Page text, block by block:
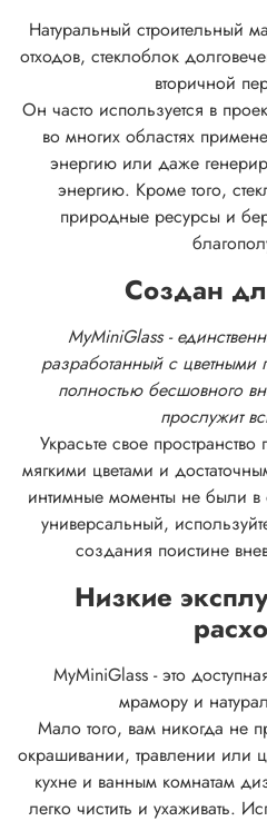
Натуральный строительный
отходов, стеклоблок
вторичной
Он часто используется в
во многих областях
энергию или даже
энергию. Кроме того,
природные ресурсы и
Создан
MyMiniGlass -
разработанный с
полностью бесшовного
прослужит
Украсьте свое
мягкими цветами и
интимные моменты не были в
универсальный,
создания поистине
Низкие
MyMiniGlass - это
мрамору и
Мало того, вам никогда не
окрашивании, травлении или
кухне и ванным комнатам
легко чистить и ухаживать.